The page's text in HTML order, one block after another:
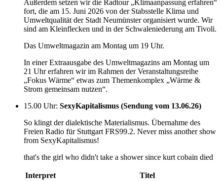
Außerdem setzen wir die Radtour „Klimaanpassung erfahren“
fort, die am 15. Juni 2026 von der Stabsstelle Klima und
Umweltqualität der Stadt Neumünster organisiert wurde. Wir
sind am Kleinflecken und in der Schwaleniederung am Tivoli.
Das Umweltmagazin am Montag um 19 Uhr.
In einer Extraausgabe des Umweltmagazins am Montag um
21 Uhr erfahren wir im Rahmen der Veranstaltungsreihe
„Fokus Wärme“ etwas zum Themenkomplex „Wärme &
Strom gemeinsam nutzen“.
15.00 Uhr: SexyKapitalismus (Sendung vom 13.06.26)
So klingt der dialektische Materialismus. Übernahme des
Freien Radio für Stuttgart FRS99.2. Never miss another show
from SexyKapitalismus!
that's the girl who didn't take a shower since kurt cobain died
Interpret
Titel